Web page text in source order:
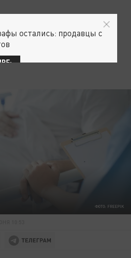
ФОТО: FREEPIK
остались: продавцы с